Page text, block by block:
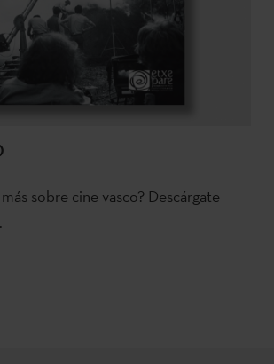
sobre cine vasco? Descárgate